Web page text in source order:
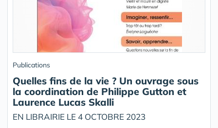
Publications
Quelles fins de la vie ? Un ouvrage sous
la coordination de Philippe Gutton et
Laurence Lucas Skalli
EN LIBRAIRIE LE 4 OCTOBRE 2023